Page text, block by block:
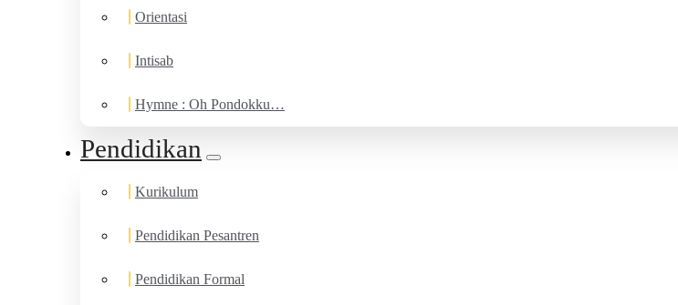
Orientasi
Intisab
Hymne : Oh Pondokku…
Pendidikan
Kurikulum
Pendidikan Pesantren
Pendidikan Formal